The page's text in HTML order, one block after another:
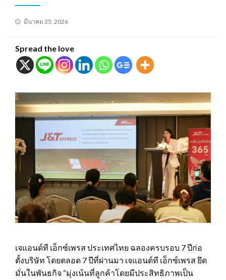
Posted
มีนาคม 25, 2026
Spread the love
เจแอนด์ที เอ็กซ์เพรส ประเทศไทย ฉลองครบรอบ 7 ปีก่อ
ตั้งบริษัท โดยตลอด 7 ปีที่ผ่านมา เจแอนด์ที เอ็กซ์เพรส ยึด
มั่นในพันธกิจ “มุ่งเน้นที่ลูกค้าโดยมีประสิทธิภาพเป็น